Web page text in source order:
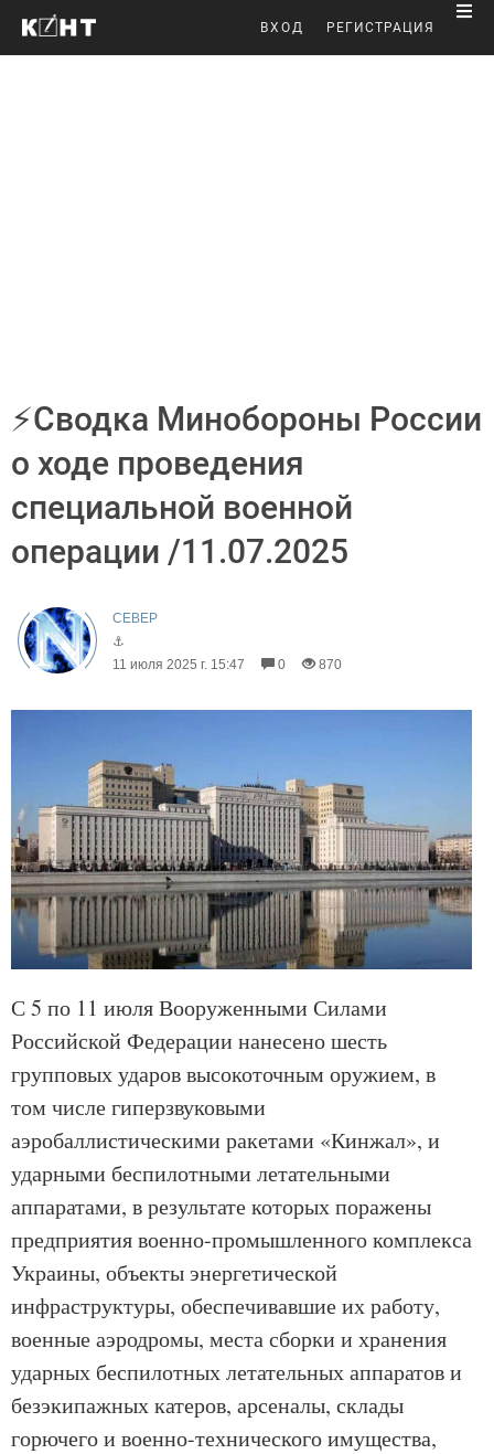
ВХОД РЕГИСТРАЦИЯ
⚡Cводка Минобороны России
о ходе проведения
специальной военной
операции /11.07.2025
CEВЕР
⚓
11 июля 2025 г. 15:47
0 870
С 5 по 11 июля Вооруженными Силами
Российской Федерации нанесено шесть
групповых ударов высокоточным оружием, в
том числе гиперзвуковыми
аэробаллистическими ракетами «Кинжал», и
ударными беспилотными летательными
аппаратами, в результате которых поражены
предприятия военно-промышленного комплекса
Украины, объекты энергетической
инфраструктуры, обеспечивавшие их работу,
военные аэродромы, места сборки и хранения
ударных беспилотных летательных аппаратов и
безэкипажных катеров, арсеналы, склады
горючего и военно-технического имущества,